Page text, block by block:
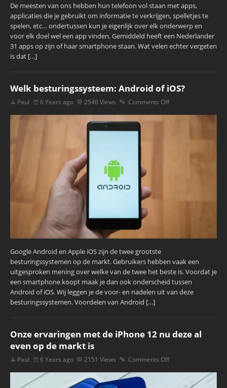
De meesten van ons hebben hun telefoon vol staan met apps,
applicaties die je gebruikt om informatie te verkrijgen, spelletjes te
spelen, etc… ondertussen kun je eigenlijk over elk onderwerp en
voor elk doel wel een app vinden. Gemiddeld heeft een Nederlander
31 apps op zijn of haar smartphone staan. Wat velen echter vergeten
is dat […]
Welk besturingssysteem: Android of iOS?
Paul 6 Years ago 2546 Views Comments Off
Google Android en Apple iOS zijn de twee grootste
besturingssystemen op de markt. Gebruikers hebben vaak een
uitgesproken mening over welke van de twee het beste is. Voordat je
een smartphone koopt maak je dan ook onderscheid tussen
Android of iOS. Wij leggen je de voor- en nadelen uit van deze
besturingssystemen. Voordelen van Android […]
Onze ervaringen met de iPhone 12 nu deze al
even op de markt is
Paul 6 Years ago 2151 Views Comments Off